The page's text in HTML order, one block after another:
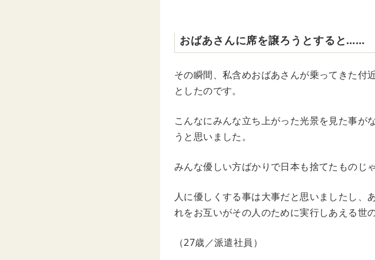
おばあさんに席を譲ろうとすると……
その瞬間、私含めおばあさんが乗ってきた付
としたのです。
こんなにみんな立ち上がった光景を見た事が
うと思いました。
みんな優しい方ばかりで日本も捨てたものじ
人に優しくする事は大事だと思いましたし、
れをお互いがその人のために実行しあえる世
（27歳／派遣社員）